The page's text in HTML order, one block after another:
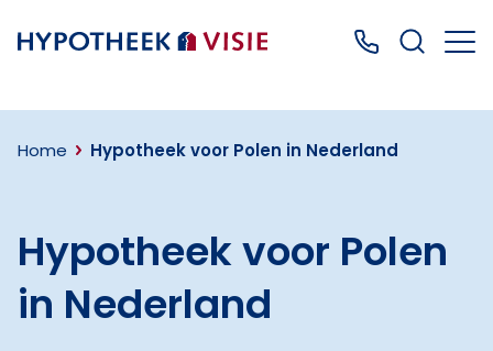
Terug naar home Bel ons: 0499
Home Hypotheek voor Polen in Nederland
Hypotheek voor Polen
in Nederland